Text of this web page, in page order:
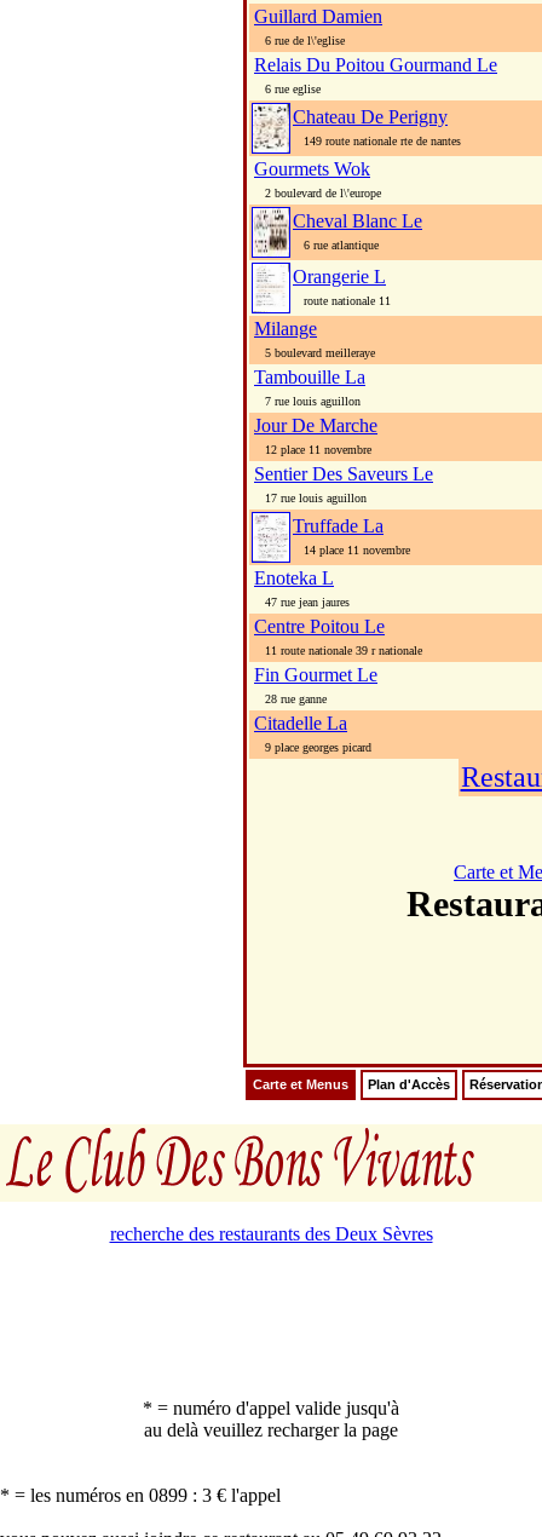
Guillard Damien
6 rue de l\'eglise
Relais Du Poitou Gourmand Le
6 rue eglise
Chateau De Perigny
149 route nationale rte de nantes
Gourmets Wok
2 boulevard de l\'europe
Cheval Blanc Le
6 rue atlantique
Orangerie L
route nationale 11
Milange
5 boulevard meilleraye
Tambouille La
7 rue louis aguillon
Jour De Marche
12 place 11 novembre
Sentier Des Saveurs Le
17 rue louis aguillon
Truffade La
14 place 11 novembre
Enoteka L
47 rue jean jaures
Centre Poitou Le
11 route nationale 39 r nationale
Fin Gourmet Le
28 rue ganne
Citadelle La
9 place georges picard
Carte et
Carte et Menus Plan d'Accès
recherche des restaurants des Deux Sèvres
* = numéro d'appel valide jusqu'à
au delà veuillez recharger la page
* = les numéros en 0899 : 3 € l'appel